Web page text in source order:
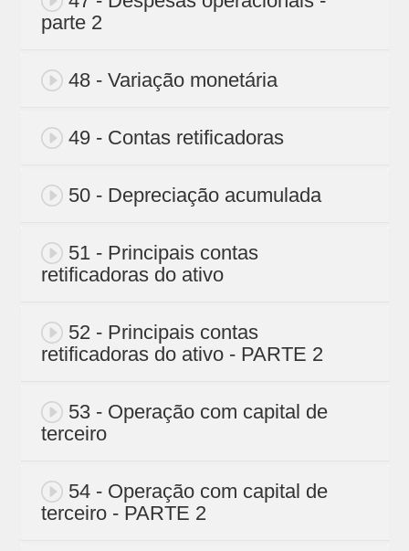
parte 2
48 - Variação monetária
49 - Contas retificadoras
50 - Depreciação acumulada
51 - Principais contas
retificadoras do ativo
52 - Principais contas
retificadoras do ativo - PARTE 2
53 - Operação com capital de
terceiro
54 - Operação com capital de
terceiro - PARTE 2